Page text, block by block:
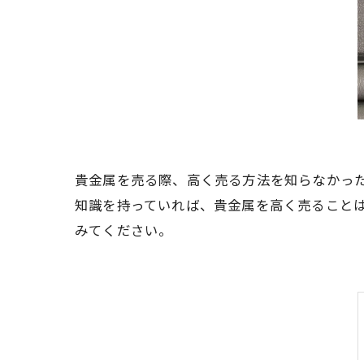
貴金属を売る際、高く売る方法を知らなかっ
知識を持っていれば、貴金属を高く売ること
みてください。